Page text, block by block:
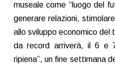
museale come “luogo del
generare relazioni,
allo sviluppo economico del
da record arriverà, il 6 e
ripiena”, un fine settimana